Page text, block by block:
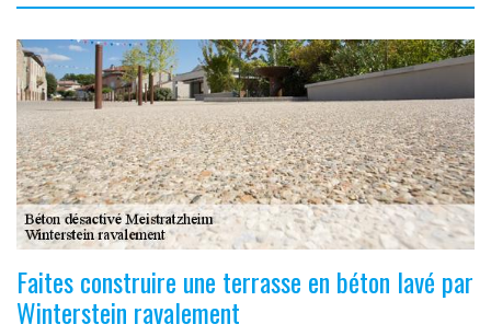
Faites construire une terrasse en béton lavé par
Winterstein ravalement